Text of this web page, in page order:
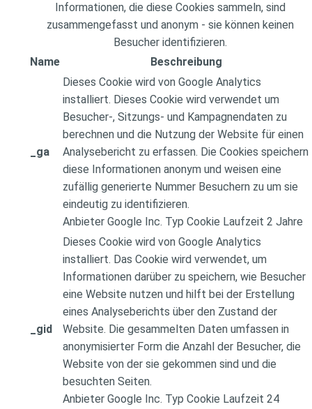
Informationen, die diese Cookies sammeln, sind
zusammengefasst und anonym - sie können keinen
Besucher identifizieren.
Name
Beschreibung
_ga
Dieses Cookie wird von Google Analytics
installiert. Dieses Cookie wird verwendet um
Besucher-, Sitzungs- und Kampagnendaten zu
berechnen und die Nutzung der Website für einen
Analysebericht zu erfassen. Die Cookies speichern
diese Informationen anonym und weisen eine
zufällig generierte Nummer Besuchern zu um sie
eindeutig zu identifizieren.
Anbieter Google Inc. Typ Cookie Laufzeit 2 Jahre
_gid
Dieses Cookie wird von Google Analytics
installiert. Das Cookie wird verwendet, um
Informationen darüber zu speichern, wie Besucher
eine Website nutzen und hilft bei der Erstellung
eines Analyseberichts über den Zustand der
Website. Die gesammelten Daten umfassen in
anonymisierter Form die Anzahl der Besucher, die
Website von der sie gekommen sind und die
besuchten Seiten.
Anbieter Google Inc. Typ Cookie Laufzeit 24